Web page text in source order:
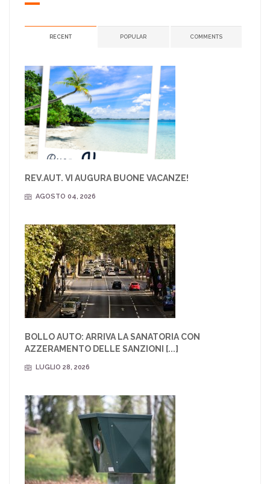
RECENT POPULAR COMMENTS
REV.AUT. VI AUGURA BUONE VACANZE!
AGOSTO 04, 2026
BOLLO AUTO: ARRIVA LA SANATORIA CON
AZZERAMENTO DELLE SANZIONI [...]
LUGLIO 28, 2026